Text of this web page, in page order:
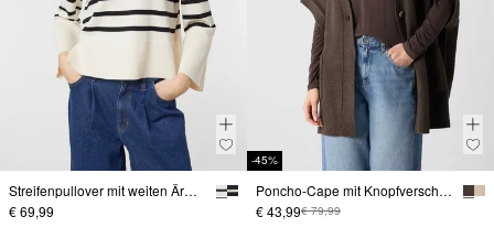
Streifenpullover mit weiten Ärmeln
€ 69,99
-45%
Poncho-Cape mit Knopfverschluss
€ 43,99€ 79,99